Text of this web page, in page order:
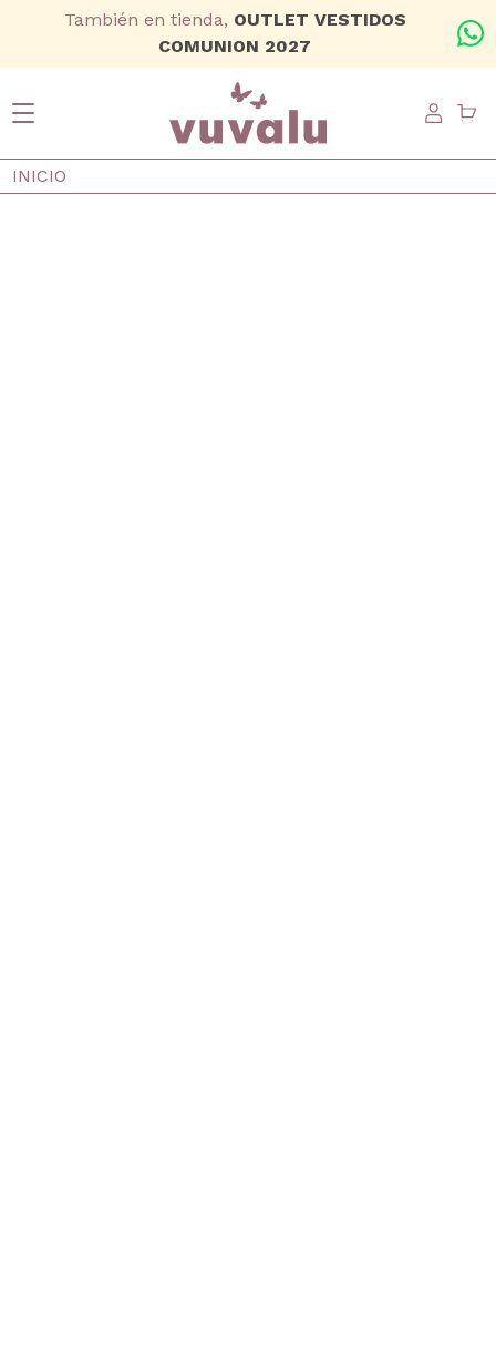
Ir al contenido principal
También en tienda, OUTLET VESTIDOS
COMUNION 2027
Ruta de navegación
INICIO